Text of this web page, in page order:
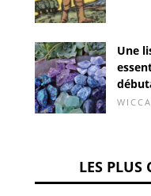
Une
LES PLUS